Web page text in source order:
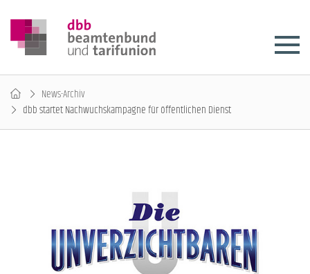
News-Archiv
dbb startet Nachwuchskampagne für öffentlichen Dienst